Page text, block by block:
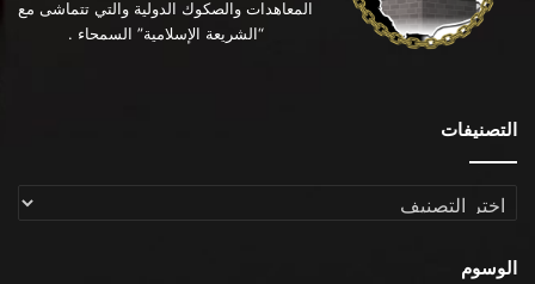
المعاهدات والصكوك الدولية والتي تتماشى مع
“الشريعة الإسلامية” السمحاء .
التصنيفات
التصنيفات
الوسوم